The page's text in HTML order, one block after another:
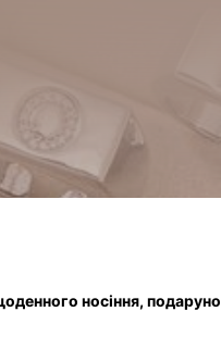
носіння,